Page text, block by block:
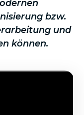
bzw.
und
können.